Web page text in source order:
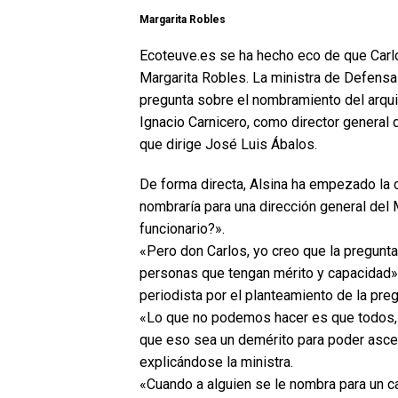
Margarita Robles
Ecoteuve.es se ha hecho eco de que
Margarita Robles. La ministra de
pregunta sobre el nombramiento del
Ignacio Carnicero, como director
que dirige José Luis Ábalos.
De forma directa, Alsina ha empezado
nombraría para una dirección general
funcionario?».
«Pero don Carlos, yo creo que la
personas que tengan mérito y
periodista por el planteamiento de la
«Lo que no podemos hacer es que
que eso sea un demérito para poder
explicándose la ministra.
«Cuando a alguien se le nombra para un